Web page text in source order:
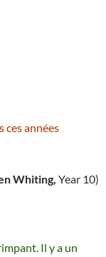
ces années
Whiting, Year 10)
Il y a un